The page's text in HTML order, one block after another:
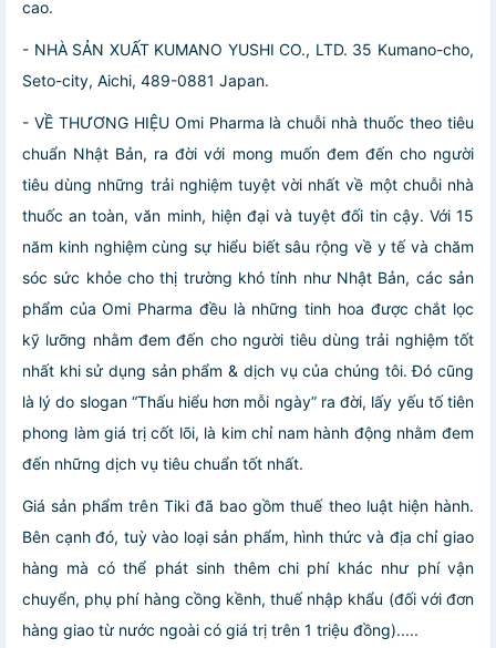
cao.
- NHÀ SẢN XUẤT KUMANO YUSHI CO., LTD. 35 Kumano-cho,
Seto-city, Aichi, 489-0881 Japan.
- VỀ THƯƠNG HIỆU Omi Pharma là chuỗi nhà thuốc theo tiêu
chuẩn Nhật Bản, ra đời với mong muốn đem đến cho người
tiêu dùng những trải nghiệm tuyệt vời nhất về một chuỗi nhà
thuốc an toàn, văn minh, hiện đại và tuyệt đối tin cậy. Với 15
năm kinh nghiệm cùng sự hiểu biết sâu rộng về y tế và chăm
sóc sức khỏe cho thị trường khó tính như Nhật Bản, các sản
phẩm của Omi Pharma đều là những tinh hoa được chắt lọc
kỹ lưỡng nhằm đem đến cho người tiêu dùng trải nghiệm tốt
nhất khi sử dụng sản phẩm & dịch vụ của chúng tôi. Đó cũng
là lý do slogan “Thấu hiểu hơn mỗi ngày” ra đời, lấy yếu tố tiên
phong làm giá trị cốt lõi, là kim chỉ nam hành động nhằm đem
đến những dịch vụ tiêu chuẩn tốt nhất.
Giá sản phẩm trên Tiki đã bao gồm thuế theo luật hiện hành.
Bên cạnh đó, tuỳ vào loại sản phẩm, hình thức và địa chỉ giao
hàng mà có thể phát sinh thêm chi phí khác như phí vận
chuyển, phụ phí hàng cồng kềnh, thuế nhập khẩu (đối với đơn
hàng giao từ nước ngoài có giá trị trên 1 triệu đồng).....